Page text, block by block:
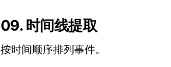
09. 时间线提取
按时间顺序排列事件。